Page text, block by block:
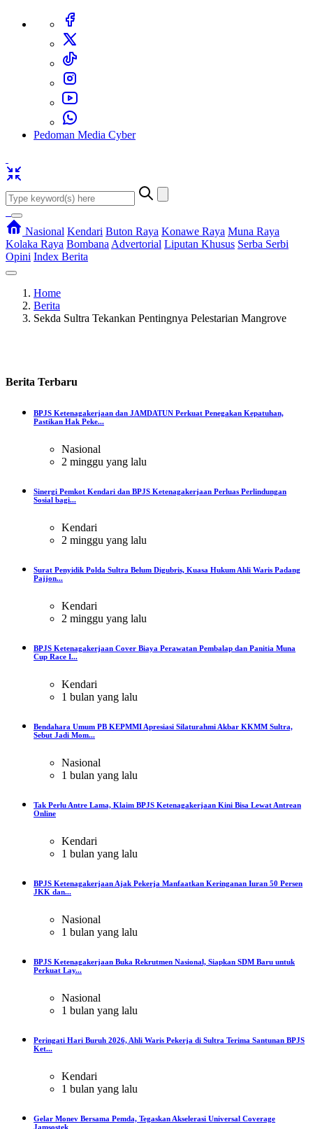
Pedoman Media Cyber
Nasional Kendari Buton Raya Konawe Raya Muna Raya
Kolaka Raya Bombana Advertorial Liputan Khusus Serba Serbi
Opini Index Berita
Home
Berita
Sekda Sultra Tekankan Pentingnya Pelestarian Mangrove
Berita Terbaru
BPJS Ketenagakerjaan dan JAMDATUN Perkuat Penegakan Kepatuhan,
Pastikan Hak Peke...
Nasional
2 minggu yang lalu
Sinergi Pemkot Kendari dan BPJS Ketenagakerjaan Perluas Perlindungan
Sosial bagi...
Kendari
2 minggu yang lalu
Surat Penyidik Polda Sultra Belum Digubris, Kuasa Hukum Ahli Waris Padang
Pajjon...
Kendari
2 minggu yang lalu
BPJS Ketenagakerjaan Cover Biaya Perawatan Pembalap dan Panitia Muna
Cup Race I...
Kendari
1 bulan yang lalu
Bendahara Umum PB KEPMMI Apresiasi Silaturahmi Akbar KKMM Sultra,
Sebut Jadi Mom...
Nasional
1 bulan yang lalu
Tak Perlu Antre Lama, Klaim BPJS Ketenagakerjaan Kini Bisa Lewat Antrean
Online
Kendari
1 bulan yang lalu
BPJS Ketenagakerjaan Ajak Pekerja Manfaatkan Keringanan Iuran 50 Persen
JKK dan...
Nasional
1 bulan yang lalu
BPJS Ketenagakerjaan Buka Rekrutmen Nasional, Siapkan SDM Baru untuk
Perkuat Lay...
Nasional
1 bulan yang lalu
Peringati Hari Buruh 2026, Ahli Waris Pekerja di Sultra Terima Santunan BPJS
Ket...
Kendari
1 bulan yang lalu
Gelar Monev Bersama Pemda, Tegaskan Akselerasi Universal Coverage
Jamsostek